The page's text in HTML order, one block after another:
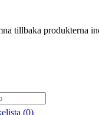
tillbaka produkterna
(0)